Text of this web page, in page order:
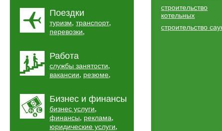
Поездки
туризм, транспорт,
перевозки,
Работа
службы занятости,
вакансии, резюме,
Бизнес и финансы
бизнес услуги,
финансы, реклама,
юридические услуги,
строительство
котельных
строительство